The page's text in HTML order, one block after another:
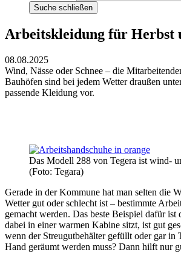
Suche schließen
Arbeitskleidung für Herbst
08.08.2025
Wind, Nässe oder Schnee – die
Bauhöfen sind bei jedem Wetter draußen
passende Kleidung vor.
Das Modell 288 von Tegera ist wind-
(Foto: Tegara)
Gerade in der Kommune hat man selten die
Wetter gut oder schlecht ist – bestimmte
gemacht werden. Das beste Beispiel dafür ist
dabei in einer warmen Kabine sitzt, ist gut
wenn der Streugutbehälter gefüllt oder gar in
Hand geräumt werden muss? Dann hilft nur